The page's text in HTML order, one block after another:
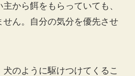
から餌をもらっていても、
ん。自分の気分を優先させ
のように駆けつけてくるこ